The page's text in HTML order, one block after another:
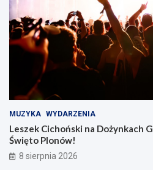
MUZYKA WYDARZENIA
Leszek Cichoński na Dożynkach
Święto Plonów!
8 sierpnia 2026